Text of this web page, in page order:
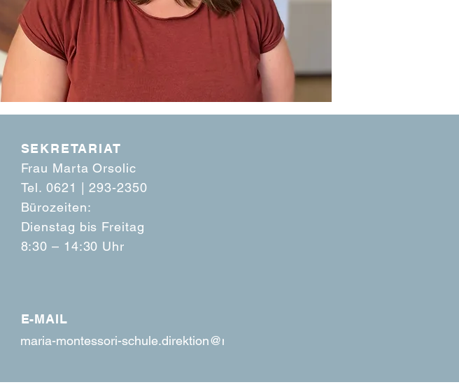
SEKRETARIAT
Frau Marta Orsolic
Tel. 0621 | 293-2350 ​
Bürozeiten:
Dienstag bis Freitag
8:30 – 14:30 Uhr
E-MAIL